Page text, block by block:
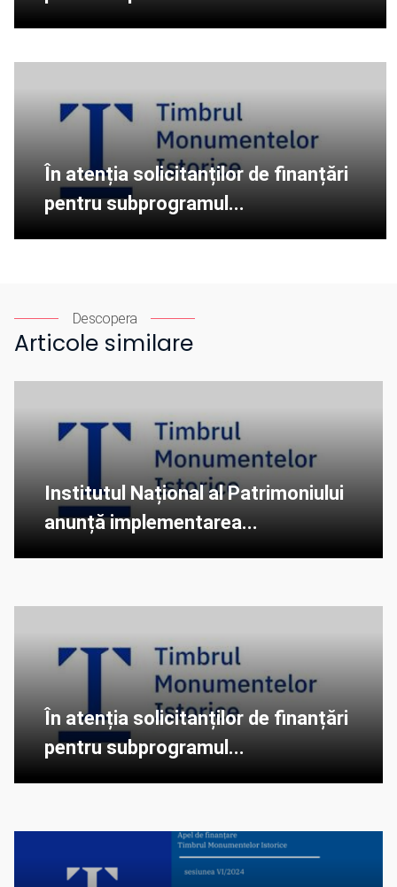
În atenția solicitanților de finanțări
pentru subprogramul...
Descopera
Articole similare
Institutul Național al Patrimoniului
anunță implementarea...
În atenția solicitanților de finanțări
pentru subprogramul...